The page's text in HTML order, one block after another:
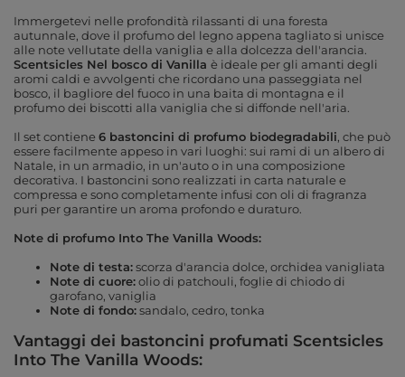
Immergetevi nelle profondità rilassanti di una foresta
autunnale, dove il profumo del legno appena tagliato si unisce
alle note vellutate della vaniglia e alla dolcezza dell'arancia.
Scentsicles Nel bosco di Vanilla è ideale per gli amanti degli
aromi caldi e avvolgenti che ricordano una passeggiata nel
bosco, il bagliore del fuoco in una baita di montagna e il
profumo dei biscotti alla vaniglia che si diffonde nell'aria.
Il set contiene 6 bastoncini di profumo biodegradabili, che può
essere facilmente appeso in vari luoghi: sui rami di un albero di
Natale, in un armadio, in un'auto o in una composizione
decorativa. I bastoncini sono realizzati in carta naturale e
compressa e sono completamente infusi con oli di fragranza
puri per garantire un aroma profondo e duraturo.
Note di profumo Into The Vanilla Woods:
Note di testa:scorza d'arancia dolce, orchidea vanigliata
Note di cuore:olio di patchouli, foglie di chiodo di
garofano, vaniglia
Note di fondo:sandalo, cedro, tonka
Vantaggi dei bastoncini profumati Scentsicles
Into The Vanilla Woods: